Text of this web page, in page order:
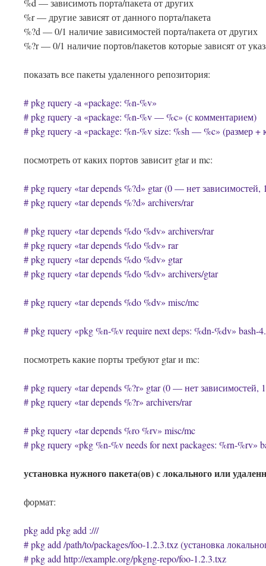
%d — зависимоть порта/пакета от других
%r — другие зависят от данного порта/пакета
%?d — 0/1 наличие зависимостей порта/пакета от других
%?r — 0/1 наличие портов/пакетов которые зависят от
показать все пакеты удаленного репозитория:
# pkg rquery -a «package: %n-%v»
# pkg rquery -a «package: %n-%v — %c» (с комментарием)
# pkg rquery -a «package: %n-%v size: %sh — %c» (размер +
посмотреть от каких портов зависит gtar и mc:
# pkg rquery «tar depends %?d» gtar (0 — нет зависимостей,
# pkg rquery «tar depends %?d» archivers/rar
# pkg rquery «tar depends %do %dv» archivers/rar
# pkg rquery «tar depends %do %dv» rar
# pkg rquery «tar depends %do %dv» gtar
# pkg rquery «tar depends %do %dv» archivers/gtar
# pkg rquery «tar depends %do %dv» misc/mc
# pkg rquery «pkg %n-%v require next deps: %dn-%dv» bash-
посмотреть какие порты требуют gtar и mc:
# pkg rquery «tar depends %?r» gtar (0 — нет зависимостей,
# pkg rquery «tar depends %?r» archivers/rar
# pkg rquery «tar depends %ro %rv» misc/mc
# pkg rquery «pkg %n-%v needs for next packages: %rn-%rv»
установка нужного пакета(ов) с локального или
формат:
pkg add pkg add :///
# pkg add /path/to/packages/foo-1.2.3.txz (установка
# pkg add http://example.org/pkgng-repo/foo-1.2.3.txz